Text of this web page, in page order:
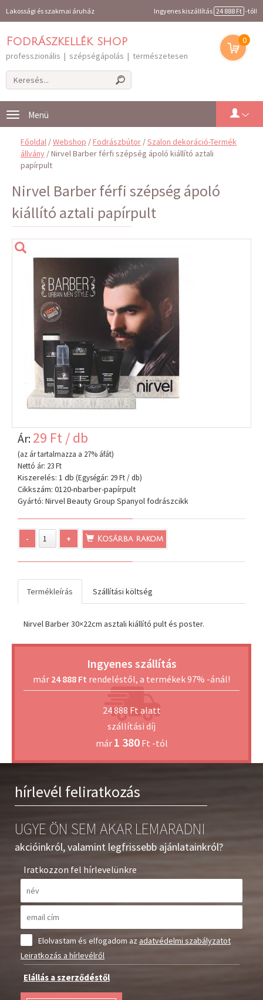
Lakossági és szakmai áruház Ingyenes kiszállítás 24 888 Ft -tól!
Fodrászkellék shop
professzionális | szépségápolás | természetesen
0
Toggle
navigation
Főoldal /Webshop /Fodrászbútor /Szalon dekoráció-Termék
állvány / Nirvel Barber férfi szépség ápoló kiállító aztali
papírpult
Nirvel Barber férfi szépség ápoló
kiállító aztali papírpult
Ár: 29 Ft / db
(az ár tartalmazza a 27% áfát)
Nettó ár: 23 Ft
Kiszerelés: 1 db (Egységár: 29 Ft / db)
Cikkszám: 0120-nbarber-papírpult
Gyártó: Nirvel Beauty Group Spanyol fodrászcikk
- + Kosárba rakom
Termékleírás Szállítási költség
Nirvel Barber 30×22cm asztali kiállító pult és poster.
Ingyenes szállítás
már 24 888 Ft rendeléstől, a termékek 97% -ánál!
24 888 Ft alatt
szállítási díj
már 1 380Ft -tól
hírlevél feliratkozás
UGYE ÖN SEM AKAR LEMARADNI
akcióinkról, valamint legfrissebb ajánlatainkról?
Iratkozzon fel hírlevelünkre
Elolvastam és elfogadom azadatvédelmi szabályzatot
Leiratkozás a hírlevélről
Elállás a szerződéstől